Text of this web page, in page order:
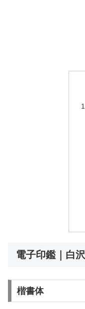
電子印鑑｜白沢
楷書体